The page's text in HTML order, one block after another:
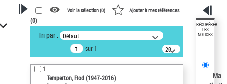
VOTRE RECHERCHE
Recherche avancée dans les
notices d’autorité
Œuvres liées à l'auteur :
Temperton, Rod (1947-2016)
Voir la sélection (0) Ajouter à mes références
(0)
Tri par : Défaut
sur 1
20
résultats/page
1
Temperton, Rod (1947-2016)
RÉCUPÉRER
LES
NOTICES
Ma